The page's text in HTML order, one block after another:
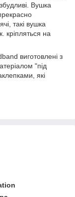
Вушка
такі вушка
кріпляться на
виготовлені з
"під
які